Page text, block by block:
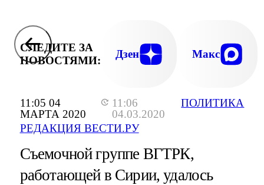
11:05 04
МАРТА 2020
11:06
04.03.2020
РЕДАКЦИЯ ВЕСТИ.РУ
ПОЛИТИКА
СЛЕДИТЕ ЗА
НОВОСТЯМИ:
Дзен Макс
Съемочной группе ВГТРК,
работающей в Сирии, удалось